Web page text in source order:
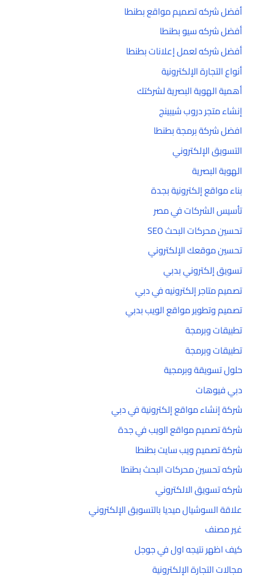
أفضل شركه تصميم مواقع بطنطا
أفضل شركه سيو بطنطا
أفضل شركه لعمل إعلانات بطنطا
أنواع التجارة الإلكترونية
أهمية الهوية البصرية لشركتك
إنشاء متجر دروب شيبينج
افضل شركة برمجة بطنطا
التسويق الإلكتروني
الهوية البصرية
بناء مواقع إلكترونية بجدة
تأسيس الشركات في مصر
تحسين محركات البحث SEO
تحسين موقعك الإلكتروني
تسويق إلكتروني بدبي
تصميم متاجر إلكترونيه في دبي
تصميم وتطوير مواقع الويب بدبي
تطبيقات وبرمجة
تطبيقات وبرمجة
حلول تسويقة وبرمجية
دبي فيوهات
شركة إنشاء مواقع إلكترونية في دبي
شركة تصميم مواقع الويب في جدة
شركة تصميم ويب سايت بطنطا
شركه تحسين محركات البحث بطنطا
شركه تسويق الالكتروني
علاقة السوشيال ميديا بالتسويق الإلكتروني
غير مصنف
كيف اظهر نتيجه اول في جوجل
مجالات التجارة الإلكترونية